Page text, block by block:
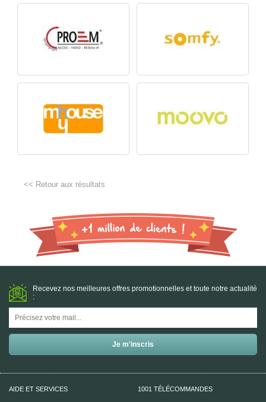
<< Retour aux résultats
Recevez nos meilleures offres promotionnelles et toute notre actualité
:
AIDE ET SERVICES 1001 TÉLÉCOMMANDES